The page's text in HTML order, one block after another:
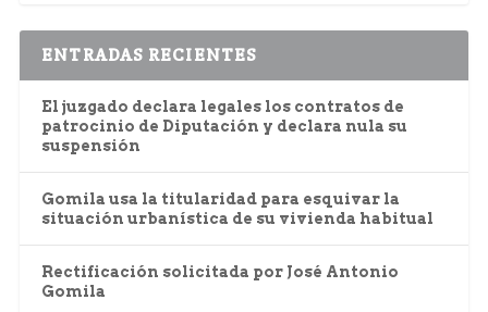
ENTRADAS RECIENTES
El juzgado declara legales los contratos de
patrocinio de Diputación y declara nula su
suspensión
Gomila usa la titularidad para esquivar la
situación urbanística de su vivienda habitual
Rectificación solicitada por José Antonio
Gomila